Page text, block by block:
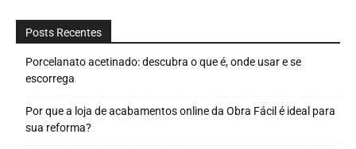
Posts Recentes
Porcelanato acetinado: descubra o que é, onde usar e se
escorrega
Por que a loja de acabamentos online da Obra Fácil é ideal para
sua reforma?